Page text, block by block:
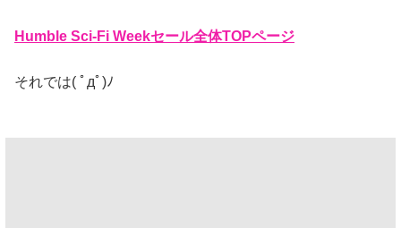
Humble Sci-Fi Weekセール全体TOPページ
それでは( ﾟдﾟ)ﾉ